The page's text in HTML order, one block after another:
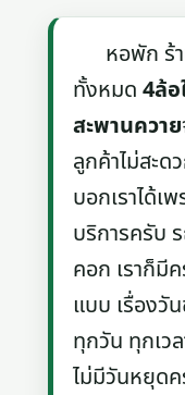
หอพัก ร้าน
ทั้งหมด4ล้
สะพานควาย
ลูกค้าไม่สะด
บอกเราได้เ
บริการครับ
คอก เราก็มี
แบบ เรื่องวั
ทุกวัน ทุกเว
ไม่มีวันหยุด